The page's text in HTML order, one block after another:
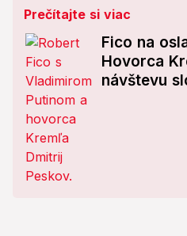
Prečítajte si viac
Fico na
Hovorca
návštevu